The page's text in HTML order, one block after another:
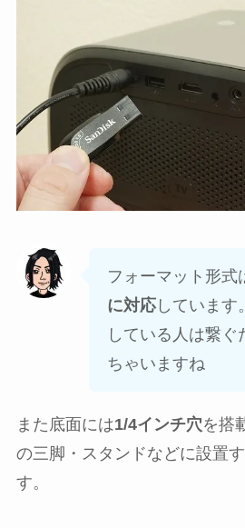
フォーマット形式
に対応しています
している人は繋
ちゃいますね
また底面には1/4インチ穴を搭
の三脚・スタンドなどに設置
す。